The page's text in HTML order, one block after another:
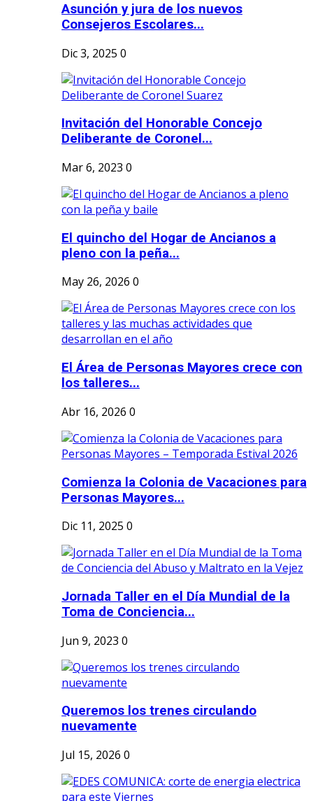
Asunción y jura de los nuevos
Consejeros Escolares...
Dic 3, 2025 0
Invitación del Honorable Concejo
Deliberante de Coronel...
Mar 6, 2023 0
El quincho del Hogar de Ancianos a
pleno con la peña...
May 26, 2026 0
El Área de Personas Mayores crece con
los talleres...
Abr 16, 2026 0
Comienza la Colonia de Vacaciones para
Personas Mayores...
Dic 11, 2025 0
Jornada Taller en el Día Mundial de la
Toma de Conciencia...
Jun 9, 2023 0
Queremos los trenes circulando
nuevamente
Jul 15, 2026 0